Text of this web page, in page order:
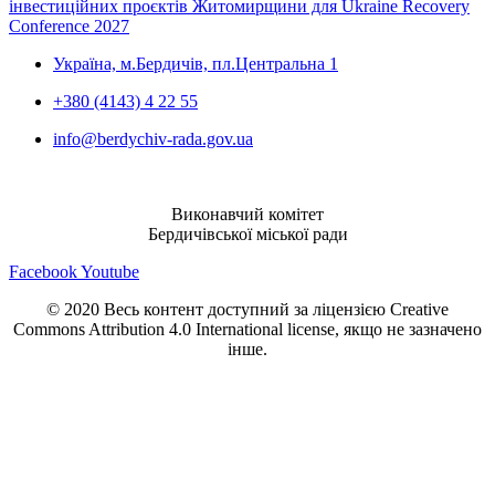
інвестиційних проєктів Житомирщини для Ukraine Recovery
Conference 2027
Україна, м.Бердичів, пл.Центральна 1
+380 (4143) 4 22 55
info@berdychiv-rada.gov.ua
Виконавчий комітет
Бердичівської міської ради
FacebookYoutube
© 2020 Весь контент доступний за ліцензією Creative
Commons Attribution 4.0 International license, якщо не зазначено
інше.